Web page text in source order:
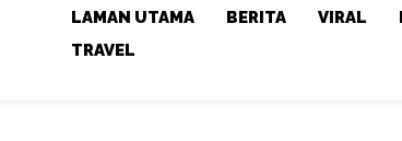
LAMAN UTAMA BERITA VIRAL
TRAVEL